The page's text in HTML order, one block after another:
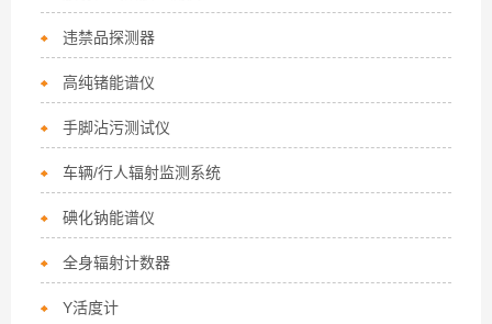
违禁品探测器
高纯锗能谱仪
手脚沾污测试仪
车辆/行人辐射监测系统
碘化钠能谱仪
全身辐射计数器
Y活度计